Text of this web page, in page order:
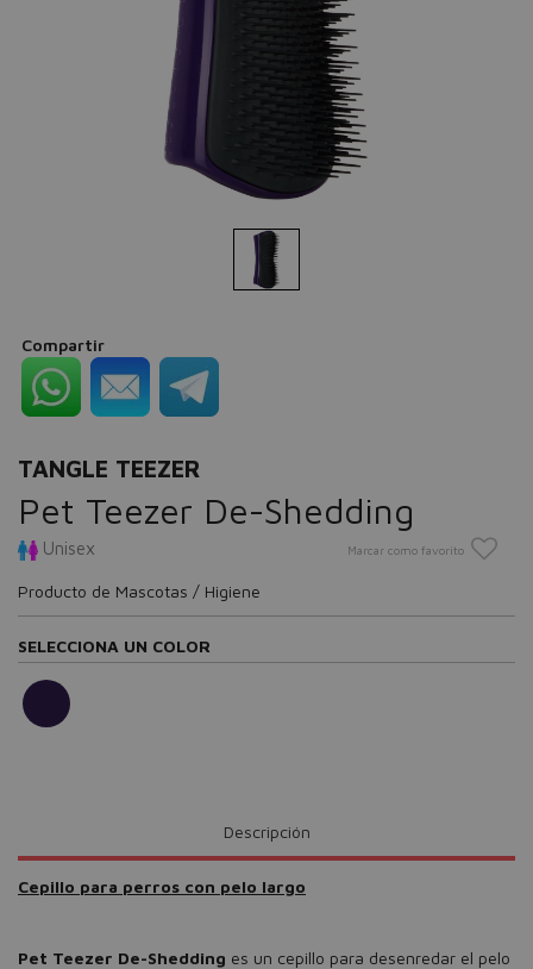
Compartir
TANGLE TEEZER
Pet Teezer De-Shedding
Unisex Marcar como favorito
Producto de Mascotas / Higiene
SELECCIONA UN COLOR
Descripción
Cepillo para perros con pelo largo
Pet Teezer De-Shedding es un cepillo para desenredar el pelo